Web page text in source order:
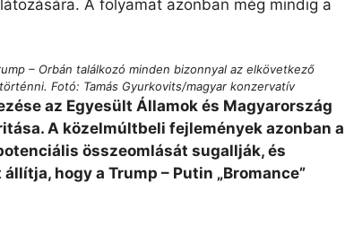
A folyamat azonban még mindig a
– Orbán találkozó minden bizonnyal az elkövetkező
Fotó: Tamás Gyurkovits/magyar konzervatív
az Egyesült Államok és Magyarország
A közelmúltbeli fejlemények azonban a
összeomlását sugallják, és
hogy a Trump – Putin „Bromance”